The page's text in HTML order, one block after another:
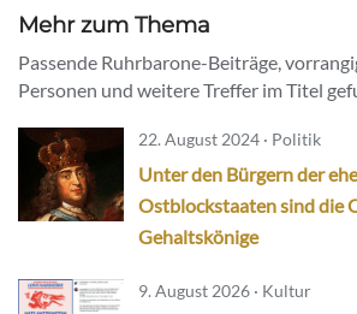
Mehr zum Thema
Passende Ruhrbarone-Beiträge,
Personen und weitere Treffer im Titel
22. August 2024 · Politik
Unter den Bürgern der
Ostblockstaaten sind die
Gehaltskönige
9. August 2026 · Kultur